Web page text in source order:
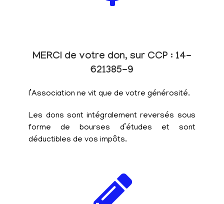
MERCI de votre don, sur CCP : 14-
621385-9
l’Association ne vit que de votre générosité.
Les dons sont intégralement reversés sous
forme de bourses d’études et sont
déductibles de vos impôts.